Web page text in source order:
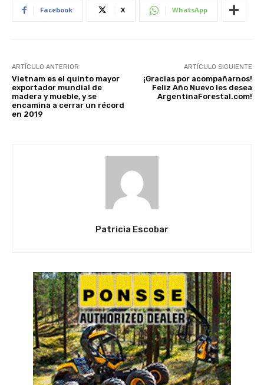
Facebook X WhatsApp
ARTÍCULO ANTERIOR
Vietnam es el quinto mayor
exportador mundial de
madera y mueble, y se
encamina a cerrar un récord
en 2019
ARTÍCULO SIGUIENTE
¡Gracias por acompañarnos!
Feliz Año Nuevo les desea
ArgentinaForestal.com!
Patricia Escobar